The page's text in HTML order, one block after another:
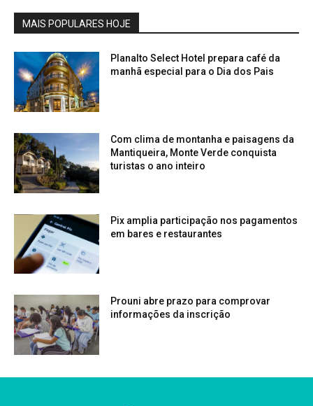
MAIS POPULARES HOJE
Planalto Select Hotel prepara café da
manhã especial para o Dia dos Pais
Com clima de montanha e paisagens da
Mantiqueira, Monte Verde conquista
turistas o ano inteiro
Pix amplia participação nos pagamentos
em bares e restaurantes
Prouni abre prazo para comprovar
informações da inscrição